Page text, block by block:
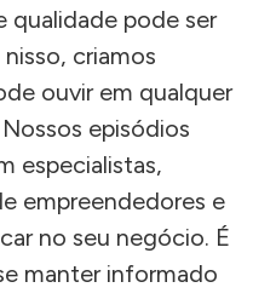
qualidade pode ser
criamos
ouvir em qualquer
episódios
especialistas,
empreendedores e
no seu negócio. É
manter informado